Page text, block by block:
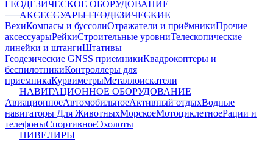
ГЕОДЕЗИЧЕСКОЕ ОБОРУДОВАНИЕ
АКСЕССУАРЫ ГЕОДЕЗИЧЕСКИЕ
ВехиКомпасы и буссолиОтражатели и приёмникиПрочие
аксессуарыРейкиСтроительные уровниТелескопические
линейки и штангиШтативы
Геодезические GNSS приемникиКвадрокоптеры и
беспилотникиКонтроллеры для
приемникаКурвиметрыМеталлоискатели
НАВИГАЦИОННОЕ ОБОРУДОВАНИЕ
АвиационноеАвтомобильноеАктивный отдыхВодные
навигаторы Для ЖивотныхМорскоеМотоциклетноеРации и
телефоныСпортивноеЭхолоты
НИВЕЛИРЫ